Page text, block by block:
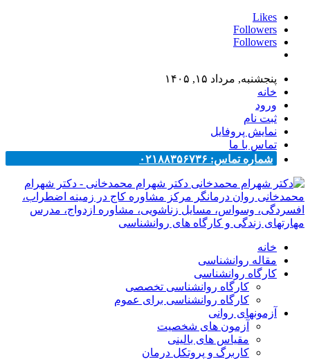
Likes
Followers
Followers
پنجشنبه, مرداد ۱۵, ۱۴۰۵
خانه
ورود
ثبت نام
نمایش پروفایل
تماس با ما
شماره تماس: ۰۲۱۸۸۳۵۶۷۳۶
دکتر شهرام محمدخانی - دکتر شهرام
محمدخانی روان درمانگر مرکز مشاوره کاج در زمینه اضطراب،
افسردگی، وسواس، مسایل زناشویی، مشاوره ازدواج، مدرس
مهارتهای زندگی و کارگاه های روانشناسی
خانه
مقاله روانشناسی
کارگاه روانشناسی
کارگاه روانشناسی تخصصی
کارگاه روانشناسی برای عموم
آزمونهای روانی
آزمون های شخصیت
مقیاس های بالینی
کاربرگ و پروتکل درمان